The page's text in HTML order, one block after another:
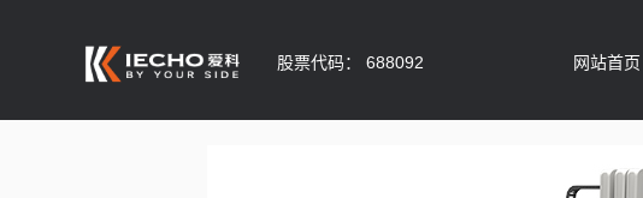
股票代码： 688092 网站首页